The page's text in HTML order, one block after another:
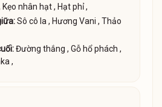
Kẹo nhân hạt, Hạt phỉ,
Sô cô la, Hương Vani ,Thảo
Đường thắng ,Gỗ hổ phách ,
,